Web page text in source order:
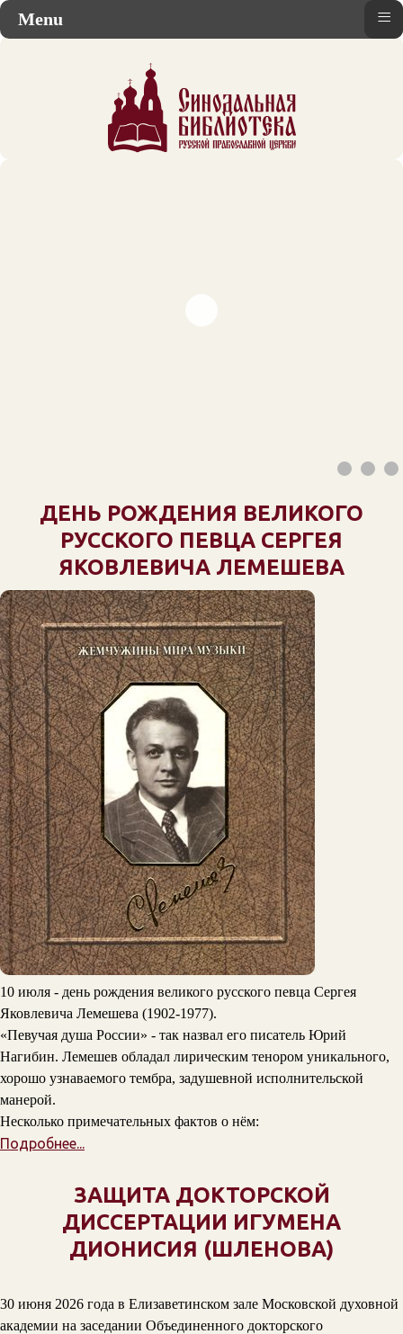
ДЕНЬ РОЖДЕНИЯ ВЕЛИКОГО
РУССКОГО ПЕВЦА СЕРГЕЯ
ЯКОВЛЕВИЧА ЛЕМЕШЕВА
10 июля - день рождения великого русского певца Сергея
Яковлевича Лемешева (1902-1977).
«Певучая душа России» - так назвал его писатель Юрий
Нагибин. Лемешев обладал лирическим тенором уникального,
хорошо узнаваемого тембра, задушевной исполнительской
манерой.
Несколько примечательных фактов о нём:
Подробнее...
ЗАЩИТА ДОКТОРСКОЙ
ДИССЕРТАЦИИ ИГУМЕНА
ДИОНИСИЯ (ШЛЕНОВА)
30 июня 2026 года в Елизаветинском зале Московской духовной
академии на заседании Объединенного докторского
Menu ≡